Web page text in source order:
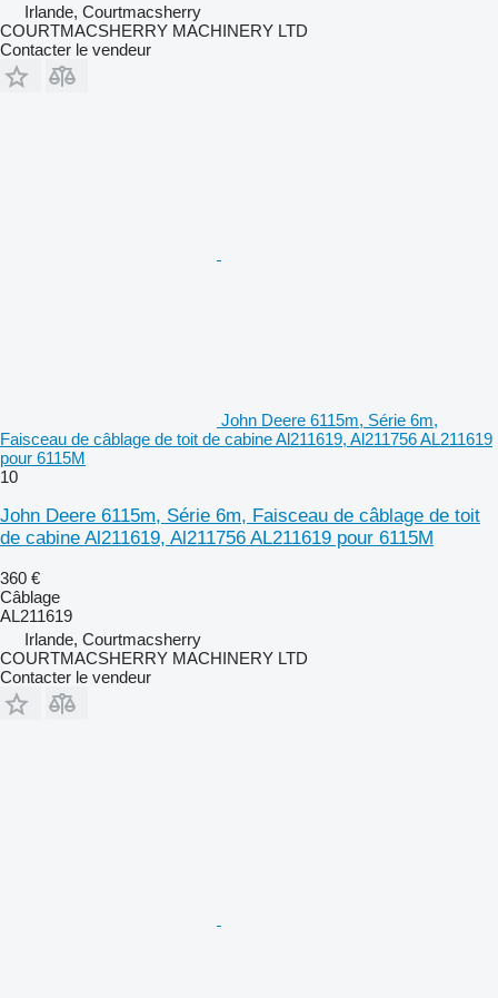
Irlande, Courtmacsherry
COURTMACSHERRY MACHINERY LTD
Contacter le vendeur
John Deere 6115m, Série 6m,
Faisceau de câblage de toit de cabine Al211619, Al211756 AL211619
pour 6115M
10
John Deere 6115m, Série 6m, Faisceau de câblage de toit
de cabine Al211619, Al211756 AL211619 pour 6115M
360 €
Câblage
AL211619
Irlande, Courtmacsherry
COURTMACSHERRY MACHINERY LTD
Contacter le vendeur